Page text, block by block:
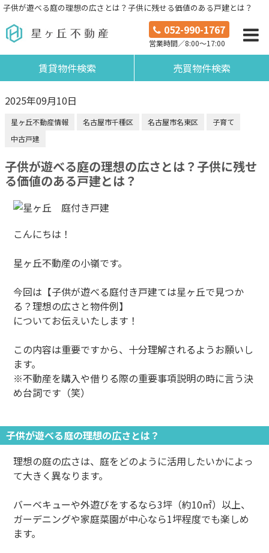
子供が遊べる庭の理想の広さとは？子供に残せる価値のある戸建とは？
052-990-1767
営業時間／8:00～17:00
賃貸物件検索 売買物件検索
2025年09月10日
星ヶ丘不動産情報 名古屋市千種区 名古屋市名東区
子育て
中古戸建
子供が遊べる庭の理想の広さとは？子供に残せ
る価値のある戸建とは？
こんにちは！
星ヶ丘不動産の小嶺です。
今回は【子供が遊べる庭付き戸建ては星ヶ丘で見つか
る？理想の広さと物件例】
についてお伝えいたします！
この内容は重要ですから、十分理解されるようお願いし
ます。
※不動産を購入や借りる際の重要事項説明の時に言う決
め台詞です（笑）
子供が遊べる庭の理想の広さとは？
理想の庭の広さは、庭をどのように活用したいかによっ
て大きく異なります。
バーベキューや外遊びをするなら3坪（約10㎡）以上、
ガーデニングや家庭菜園が中心なら1坪程度でも楽しめ
ます。